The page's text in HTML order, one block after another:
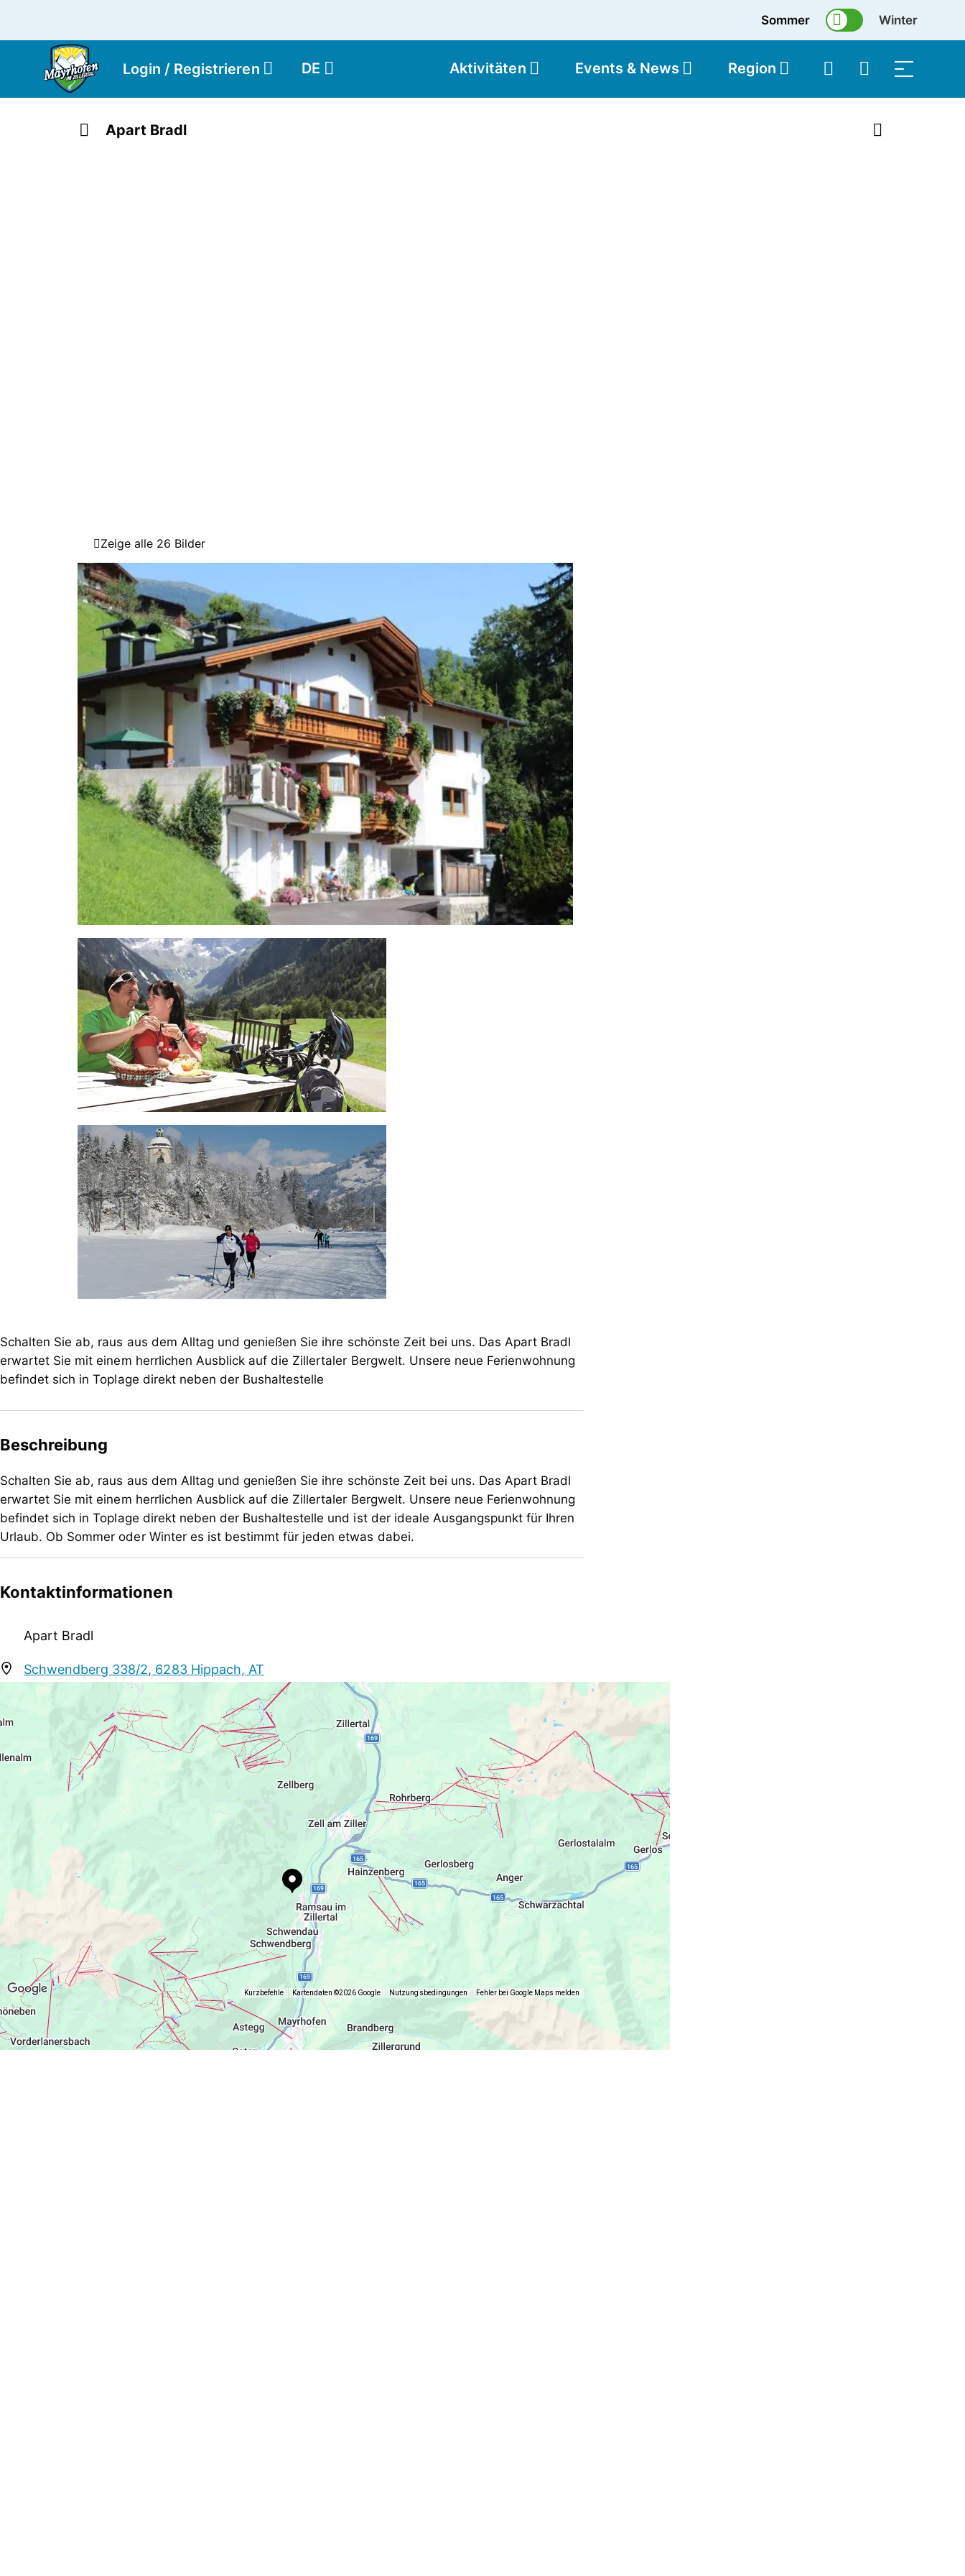
Sommer Winter
Login / Registrieren DE Aktivitäten Events & News Region
Apart Bradl
Zeige alle 26 Bilder
Schalten Sie ab, raus aus dem Alltag und genießen Sie ihre schönste Zeit bei uns. Das Apart Bradl
erwartet Sie mit einem herrlichen Ausblick auf die Zillertaler Bergwelt. Unsere neue Ferienwohnung
befindet sich in Toplage direkt neben der Bushaltestelle
Beschreibung
Schalten Sie ab, raus aus dem Alltag und genießen Sie ihre schönste Zeit bei uns. Das Apart Bradl
erwartet Sie mit einem herrlichen Ausblick auf die Zillertaler Bergwelt. Unsere neue Ferienwohnung
befindet sich in Toplage direkt neben der Bushaltestelle und ist der ideale Ausgangspunkt für Ihren
Urlaub. Ob Sommer oder Winter es ist bestimmt für jeden etwas dabei.
erwartet Sie mit einem herrlichen Ausblick auf die Zillertaler Bergwelt. Unsere neue Ferienwohnung
Kontaktinformationen
Apart Bradl
Schwendberg 338/2, 6283 Hippach, AT
apart.bradl@gmx.at
+43 660 3440014
https://www.mayrhofen.at/apart-bradl
Kurzbefehle Kartendaten ©2026 Google Nutzungsbedingungen Fehler bei Google Maps melden